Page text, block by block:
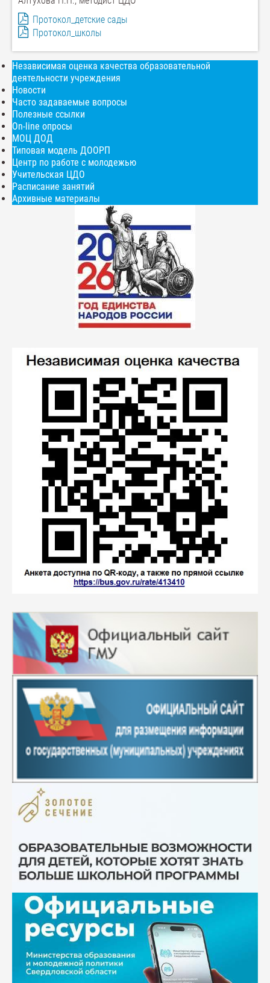
Протокол_детские сады
Протокол_школы
Независимая оценка качества образовательной
деятельности учреждения
Новости
Часто задаваемые вопросы
Полезные ссылки
On-line опросы
МОЦ ДОД
Типовая модель ДООРП
Центр по работе с молодежью
Учительская ЦДО
Расписание занятий
Архивные материалы